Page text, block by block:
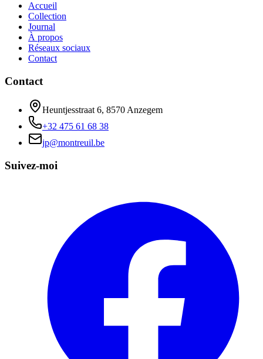
Accueil
Collection
Journal
À propos
Réseaux sociaux
Contact
Contact
Heuntjesstraat 6, 8570 Anzegem
+32 475 61 68 38
jp@montreuil.be
Suivez-moi